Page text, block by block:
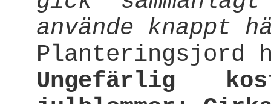
använde knappt
Planteringsjord
Ungefärlig